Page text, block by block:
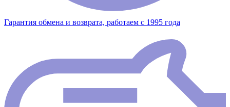
Гарантия обмена и возврата, работаем с 1995 года